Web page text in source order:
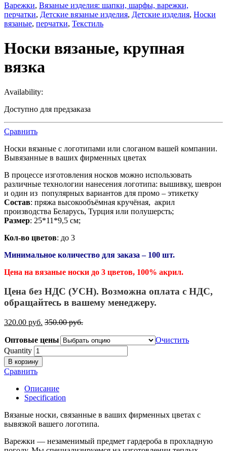
Варежки, Вязаные изделия: шапки, шарфы, варежки,
перчатки, Детские вязаные изделия, Детские изделия, Носки
вязаные, перчатки, Текстиль
Носки вязаные, крупная
вязка
Availability:
Доступно для предзаказа
Сравнить
Носки вязаные с логотипами или слоганом вашей компании.
Вывязанные в ваших фирменных цветах
В процессе изготовления носков можно использовать
различные технологии нанесения логотипа: вышивку, шеврон
и один из популярных вариантов для промо – этикетку
Состав: пряжа высокообъёмная кручёная, акрил
производства Беларусь, Турция или полушерсть;
Размер: 25*11*9,5 см;
Кол-во цветов: до 3
Минимальное количество для заказа – 100 шт.
Цена на вязаные носки до 3 цветов, 100% акрил.
Цена без НДС (УСН). Возможна оплата с НДС,
обращайтесь в вашему менеджеру.
320.00 руб. 350.00руб.
Оптовые цены
Очистить
Quantity
В корзину
Сравнить
Описание
Specification
Вязаные носки, связанные в ваших фирменных цветах с
вывязкой вашего логотипа.
Варежки — незаменимый предмет гардероба в прохладную